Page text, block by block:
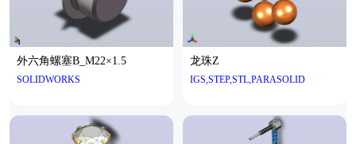
外六角螺塞B_M22×1.5
SOLIDWORKS
龙珠Z
IGS,STEP,STL,PARASOLID